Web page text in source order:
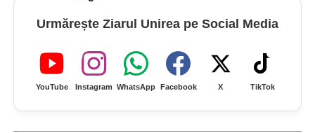
Urmărește Ziarul Unirea pe Social Media
YouTube Instagram WhatsApp Facebook X TikTok